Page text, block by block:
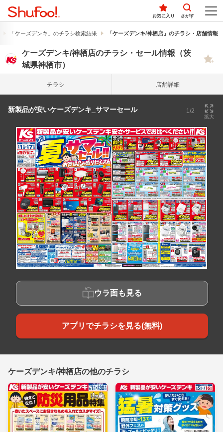
お気に入り さがす
「ケーズデンキ」のチラシ検索結果 「ケーズデンキ/神栖店」のチラシ・店舗情報
ケーズデンキ/神栖店のチラシ・セール情報（茨
城県神栖市）
チラシ 店舗詳細
新製品が安いケーズデンキ_サマーセール 1/2
拡大
ウラ面も見る
アプリでチラシを見る(無料)
ケーズデンキ/神栖店の他のチラシ